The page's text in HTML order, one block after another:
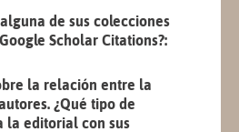
de sus colecciones
Scholar Citations?:
la relación entre la
¿Qué tipo de
la editorial con sus